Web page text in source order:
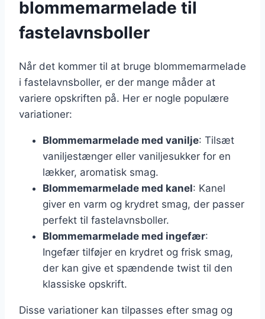
blommemarmelade til
fastelavnsboller
Når det kommer til at bruge blommemarmelade
i fastelavnsboller, er der mange måder at
variere opskriften på. Her er nogle populære
variationer:
Blommemarmelade med vanilje: Tilsæt
vaniljestænger eller vaniljesukker for en
lækker, aromatisk smag.
Blommemarmelade med kanel: Kanel
giver en varm og krydret smag, der passer
perfekt til fastelavnsboller.
Blommemarmelade med ingefær:
Ingefær tilføjer en krydret og frisk smag,
der kan give et spændende twist til den
klassiske opskrift.
Disse variationer kan tilpasses efter smag og